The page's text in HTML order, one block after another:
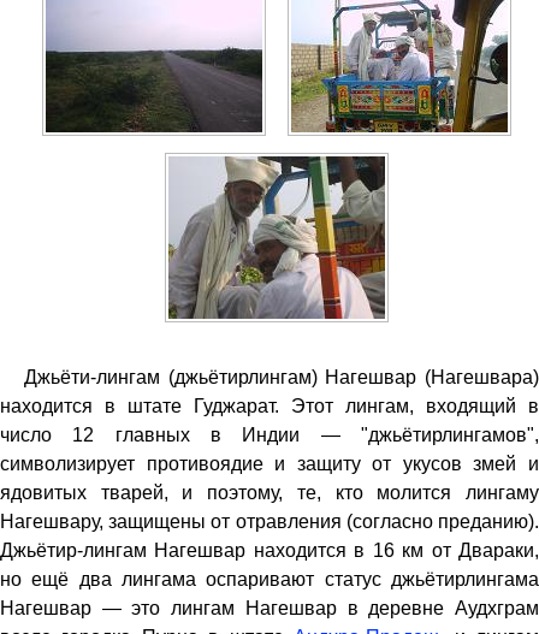
Джьёти-лингам (джьётирлингам) Нагешвар (Нагешвара)
находится в штате Гуджарат. Этот лингам, входящий в
число 12 главных в Индии — "джьётирлингамов",
символизирует противоядие и защиту от укусов змей и
ядовитых тварей, и поэтому, те, кто молится лингаму
Нагешвару, защищены от отравления (согласно преданию).
Джьётир-лингам Нагешвар находится в 16 км от Двараки,
но ещё два лингама оспаривают статус джьётирлингама
Нагешвар — это лингам Нагешвар в деревне Аудхграм